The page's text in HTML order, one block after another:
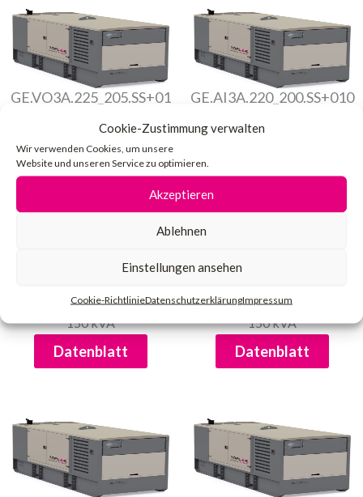
Cookie-Zustimmung verwalten
Wir verwenden Cookies, um unsere
Website und unseren Service zu optimieren.
Akzeptieren
Ablehnen
Einstellungen ansehen
Cookie-RichtlinieDatenschutzerklärungImpressum
GE.VO3A.225_205.SS+01
200 kVA
Datenblatt
GE.AI3A.220_200.SS+010
GE.AI3A.165_150.SS+011
150 kVA
Datenblatt
GE.AI3A.165_150.SS+010
150 kVA
Datenblatt